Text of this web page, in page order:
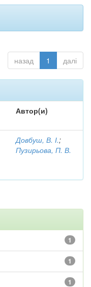
назад 1 далі
Автор(и)
Довбуш, В. І.;
Пузирьова, П. В.
1
1
1